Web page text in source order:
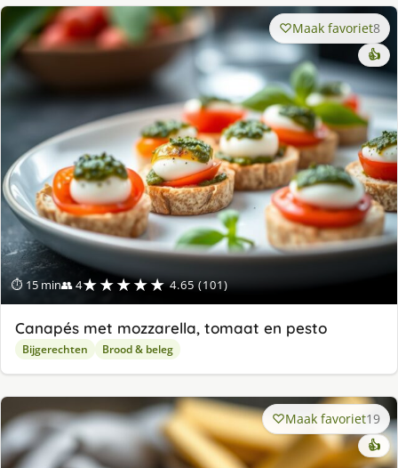
⏱ 15 min👥 4★★★★★ 4.65 (101)
Maak favoriet8
👍
Canapés met mozzarella, tomaat en pesto
Bijgerechten Brood & beleg
Maak favoriet19
👍